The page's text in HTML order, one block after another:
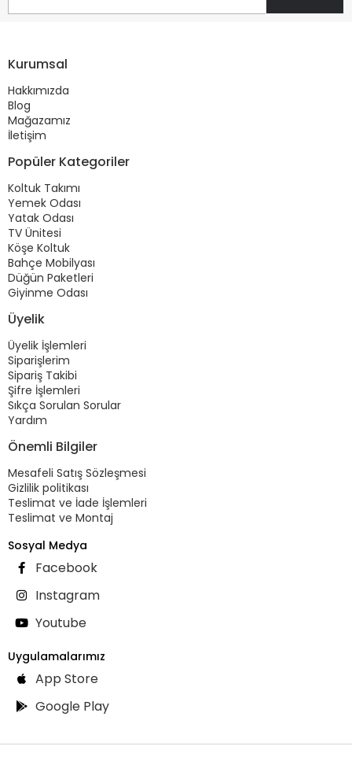
Kurumsal
Hakkımızda
Blog
Mağazamız
İletişim
Popüler Kategoriler
Koltuk Takımı
Yemek Odası
Yatak Odası
TV Ünitesi
Köşe Koltuk
Bahçe Mobilyası
Düğün Paketleri
Giyinme Odası
Üyelik
Üyelik İşlemleri
Siparişlerim
Sipariş Takibi
Şifre İşlemleri
Sıkça Sorulan Sorular
Yardım
Önemli Bilgiler
Mesafeli Satış Sözleşmesi
Gizlilik politikası
Teslimat ve İade İşlemleri
Teslimat ve Montaj
Sosyal Medya
Facebook
Instagram
Youtube
Uygulamalarımız
App Store
Google Play